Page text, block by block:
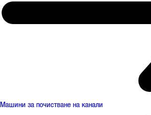
Машини за почистване на канали